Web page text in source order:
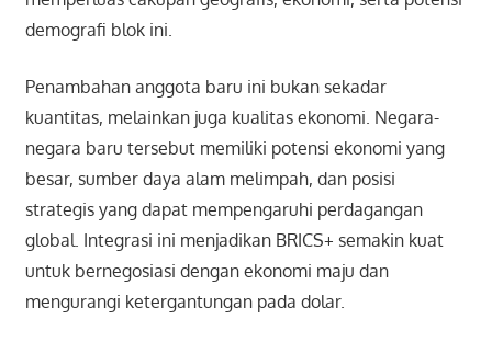
demografi blok ini.
Penambahan anggota baru ini bukan sekadar
kuantitas, melainkan juga kualitas ekonomi. Negara-
negara baru tersebut memiliki potensi ekonomi yang
besar, sumber daya alam melimpah, dan posisi
strategis yang dapat mempengaruhi perdagangan
global. Integrasi ini menjadikan BRICS+ semakin kuat
untuk bernegosiasi dengan ekonomi maju dan
mengurangi ketergantungan pada dolar.